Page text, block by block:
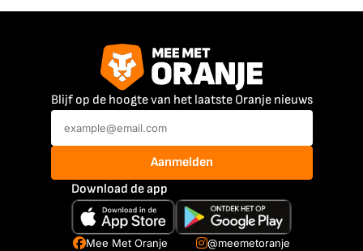
Blijf op de hoogte van het laatste Oranje nieuws
Aanmelden
Download de app
Mee Met Oranje
@meemetoranje